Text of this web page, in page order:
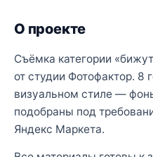
О проекте
Съёмка категории
от студии Фотофактор. 8
визуальном стиле —
подобраны под
Яндекс Маркета.